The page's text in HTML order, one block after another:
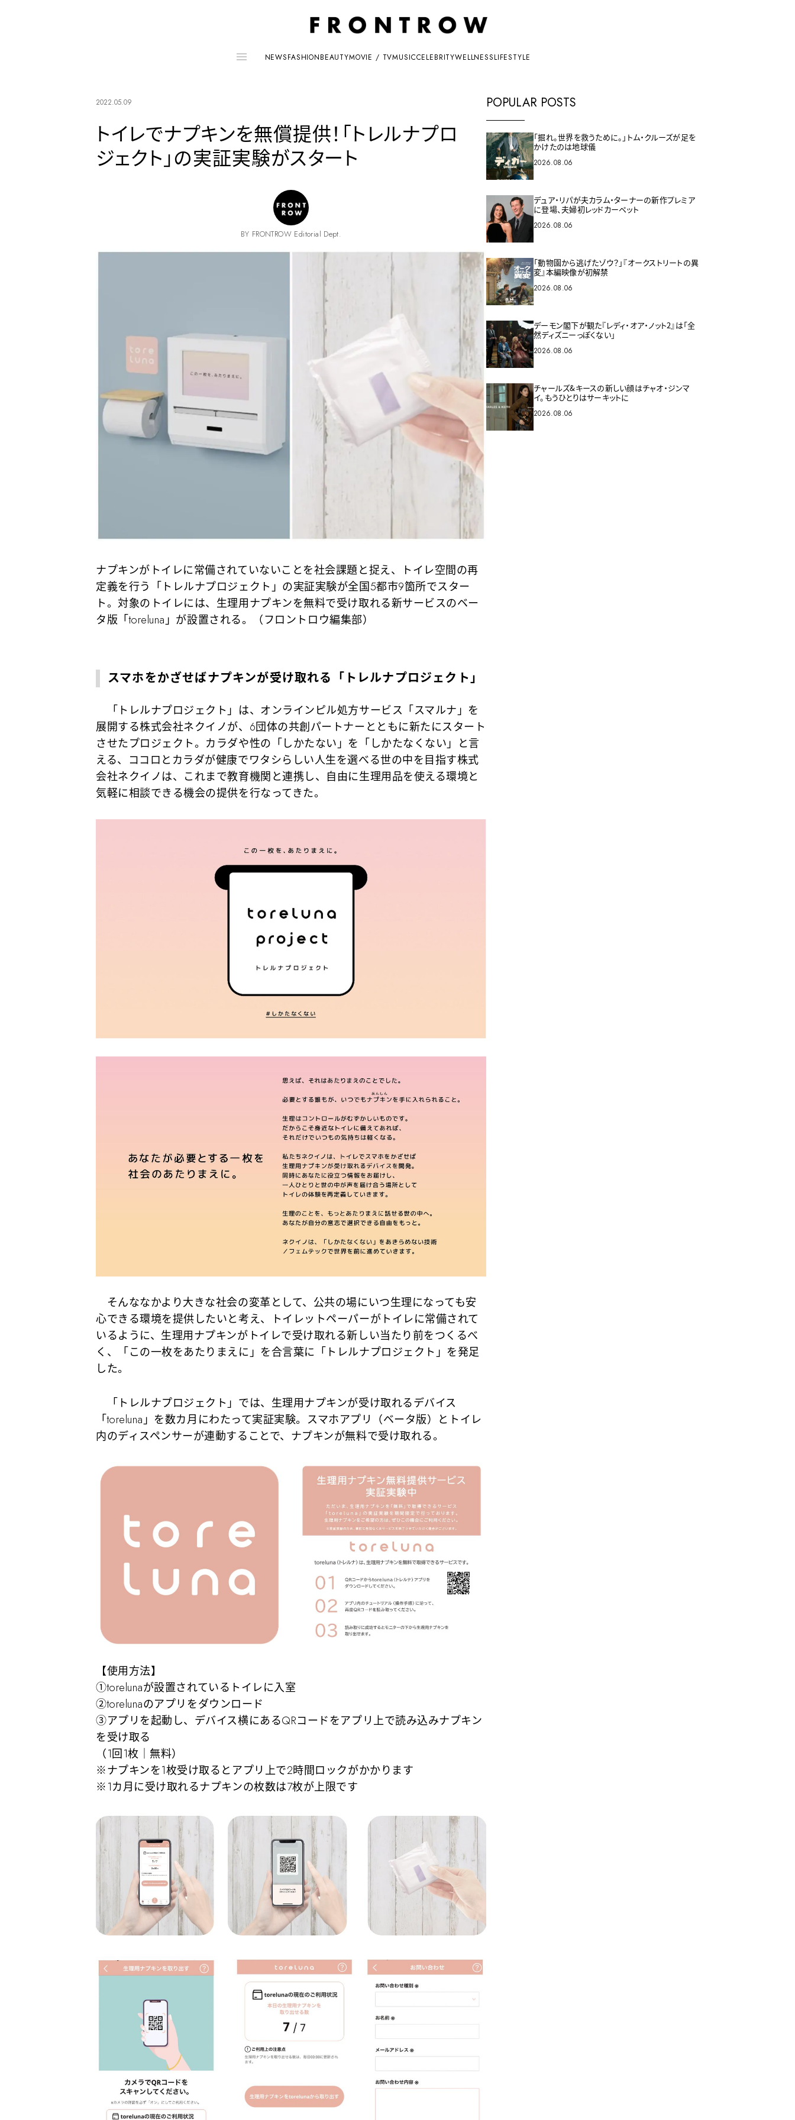
NEWSFASHIONBEAUTYMOVIE / TVMUSICCELEBRITYWELLNESSLIFESTYLE
2022.05.09
トイレでナプキンを無償提供！「トレルナプロ
ジェクト」の実証実験がスタート
BY FRONTROW Editorial Dept.
ナプキンがトイレに常備されていないことを社会課題と捉え、トイレ空間の再
定義を行う「トレルナプロジェクト」の実証実験が全国5都市9箇所でスター
ト。対象のトイレには、生理用ナプキンを無料で受け取れる新サービスのベー
タ版「toreluna」が設置される。（フロントロウ編集部）
スマホをかざせばナプキンが受け取れる「トレルナプロジェクト」
「トレルナプロジェクト」は、オンラインピル処方サービス「スマルナ」を
展開する株式会社ネクイノが、6団体の共創パートナーとともに新たにスタート
させたプロジェクト。カラダや性の「しかたない」を「しかたなくない」と言
える、ココロとカラダが健康でワタシらしい人生を選べる世の中を目指す株式
会社ネクイノは、これまで教育機関と連携し、自由に生理用品を使える環境と
気軽に相談できる機会の提供を行なってきた。
そんななかより大きな社会の変革として、公共の場にいつ生理になっても安
心できる環境を提供したいと考え、トイレットペーパーがトイレに常備されて
いるように、生理用ナプキンがトイレで受け取れる新しい当たり前をつくるべ
く、「この一枚をあたりまえに」を合言葉に「トレルナプロジェクト」を発足
した。
「トレルナプロジェクト」では、生理用ナプキンが受け取れるデバイス
「toreluna」を数カ月にわたって実証実験。スマホアプリ（ベータ版）とトイレ
内のディスペンサーが連動することで、ナプキンが無料で受け取れる。
【使用方法】
①torelunaが設置されているトイレに入室
②torelunaのアプリをダウンロード
③アプリを起動し、デバイス横にあるQRコードをアプリ上で読み込みナプキン
を受け取る
（1回1枚｜無料）
※ナプキンを1枚受け取るとアプリ上で2時間ロックがかかります
※1カ月に受け取れるナプキンの枚数は7枚が上限です
POPULAR POSTS
「掘れ。世界を救うために。」トム・クルーズが足を
かけたのは地球儀
2026.08.06
デュア・リパが夫カラム・ターナーの新作プレミア
に登場、夫婦初レッドカーペット
2026.08.06
「動物園から逃げたゾウ？」『オークストリートの異
変』本編映像が初解禁
2026.08.06
デーモン閣下が観た『レディ・オア・ノット2』は「全
然ディズニーっぽくない」
2026.08.06
チャールズ&キースの新しい顔はチャオ・ジンマ
イ。もうひとりはサーキットに
2026.08.06